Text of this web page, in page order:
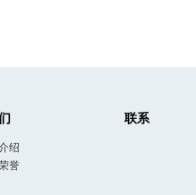
绍
誉
联系